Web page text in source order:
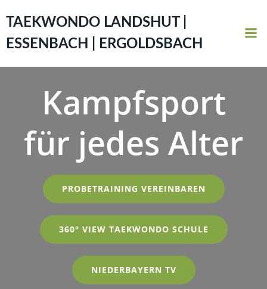
Inhalt
springen
TAEKWONDO LANDSHUT |
ESSENBACH | ERGOLDSBACH
Kampfsport
für jedes Alter
PROBETRAINING VEREINBAREN
360° VIEW TAEKWONDO SCHULE
NIEDERBAYERN TV